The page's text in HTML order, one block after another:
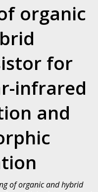
organic
for
infrared
and
of organic and hybrid